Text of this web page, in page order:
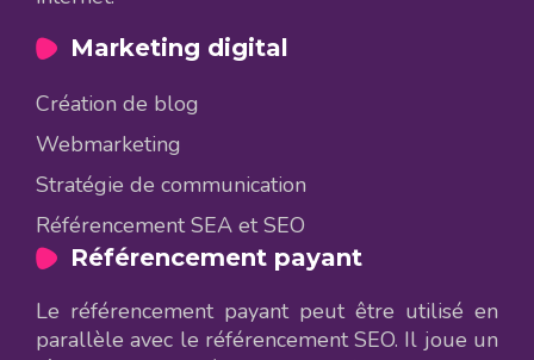
Marketing digital
Création de blog
Webmarketing
Stratégie de communication
Référencement SEA et SEO
Référencement payant
Le référencement payant peut être utilisé en
parallèle avec le référencement SEO. Il joue un